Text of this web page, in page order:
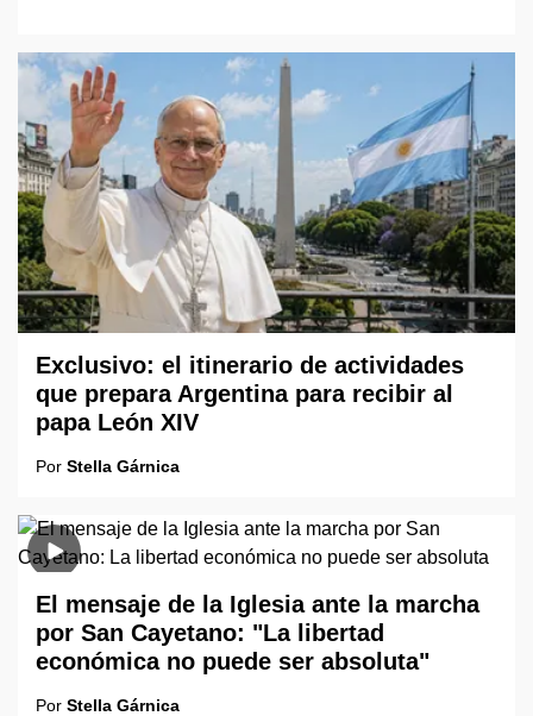
Exclusivo: el itinerario de actividades
que prepara Argentina para recibir al
papa León XIV
Por Stella Gárnica
El mensaje de la Iglesia ante la marcha
por San Cayetano: "La libertad
económica no puede ser absoluta"
Por Stella Gárnica